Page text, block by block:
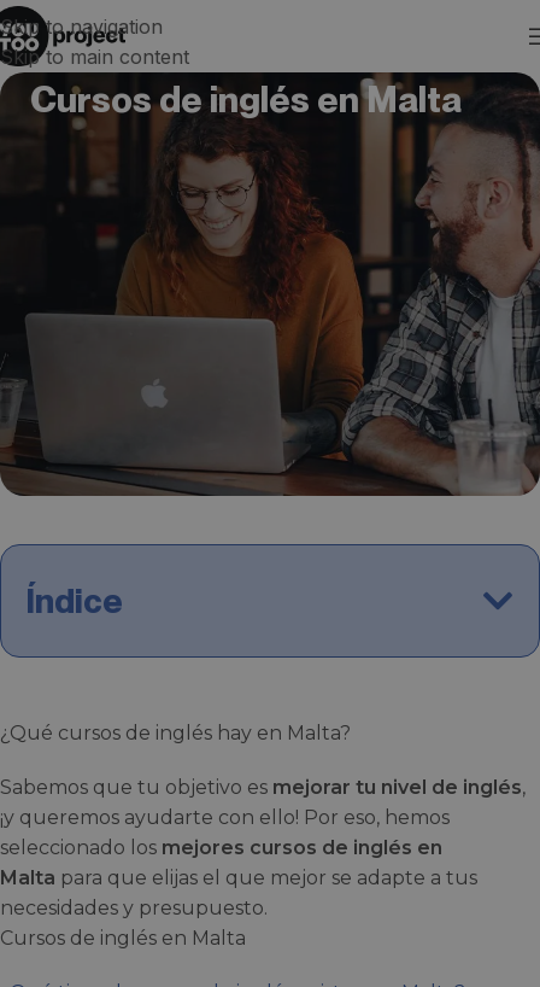
Skip to navigation
Skip to main content
Cursos de inglés en Malta
Índice
¿Qué cursos de inglés hay en Malta?
Sabemos que tu objetivo es mejorar tu nivel de inglés,
¡y queremos ayudarte con ello! Por eso, hemos
seleccionado los mejores cursos de inglés en
Malta para que elijas el que mejor se adapte a tus
necesidades y presupuesto.
Cursos de inglés en Malta